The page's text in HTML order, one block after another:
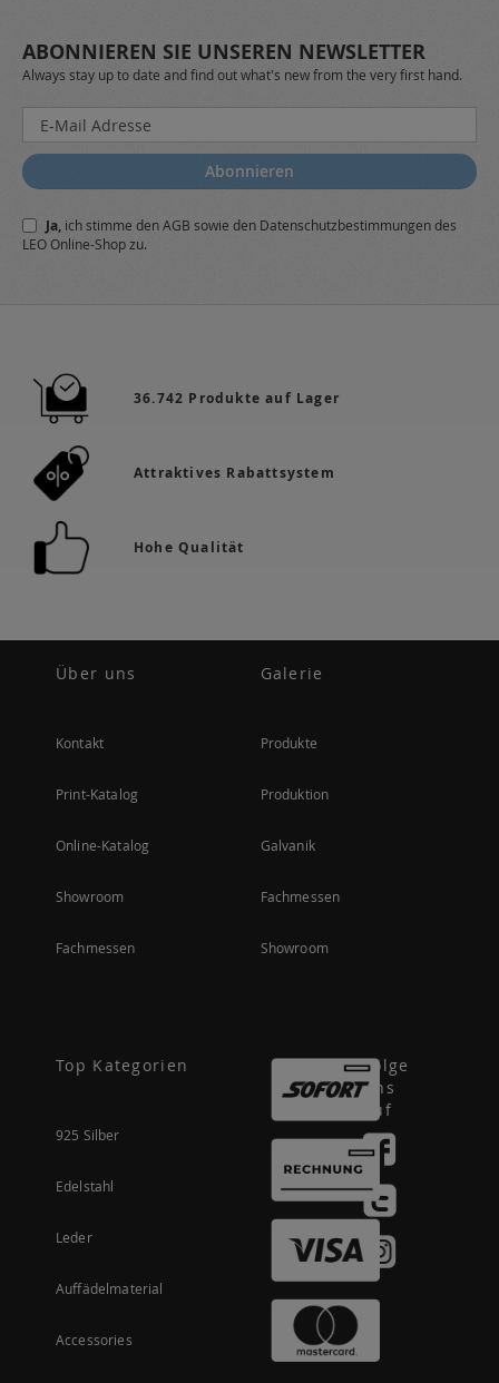
ABONNIEREN SIE UNSEREN NEWSLETTER
Always stay up to date and find out what's new from the very first hand.
Melden
Sie
sich
für
Newsletter
a:
Abonnieren
Ja, ich stimme denAGB sowie den Datenschutzbestimmungendes
LEO Online-Shop zu.
36.742 Produkte auf Lager
Attraktives Rabattsystem
Hohe Qualität
Über uns
Kontakt
Print-Katalog
Online-Katalog
Showroom
Fachmessen
Galerie
Produkte
Produktion
Galvanik
Fachmessen
Showroom
Top Kategorien
925 Silber
Edelstahl
Leder
Auffädelmaterial
Accessories
Folge
uns
auf